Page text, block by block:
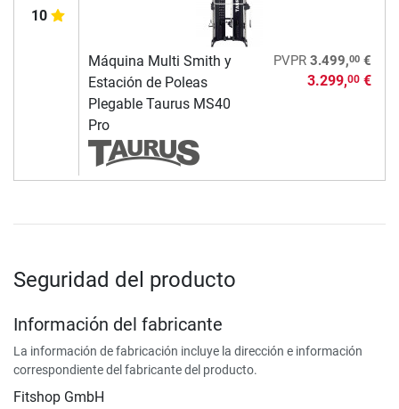
10
Máquina Multi Smith y
Estación de Poleas
Plegable Taurus MS40
Pro
PVPR 3.499,00€
3.299,00€
Seguridad del producto
Información del fabricante
La información de fabricación incluye la dirección e información
correspondiente del fabricante del producto.
Fitshop GmbH